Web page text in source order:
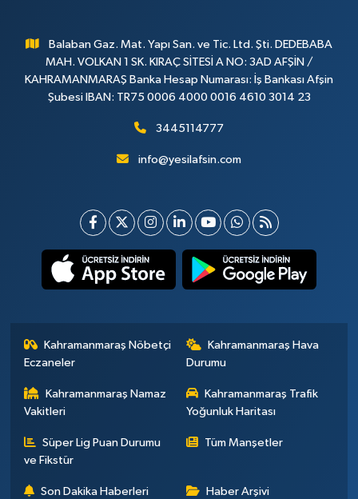
Balaban Gaz. Mat. Yapı San. ve Tic. Ltd. Şti. DEDEBABA
MAH. VOLKAN 1 SK. KIRAÇ SİTESİ A NO: 3AD AFŞİN /
KAHRAMANMARAŞ Banka Hesap Numarası: İş Bankası Afşin
Şubesi IBAN: TR75 0006 4000 0016 4610 3014 23
3445114777
info@yesilafsin.com
Kahramanmaraş Nöbetçi
Eczaneler
Kahramanmaraş Hava
Durumu
Kahramanmaraş Namaz
Vakitleri
Kahramanmaraş Trafik
Yoğunluk Haritası
Süper Lig Puan Durumu
ve Fikstür
Tüm Manşetler
Son Dakika Haberleri Haber Arşivi